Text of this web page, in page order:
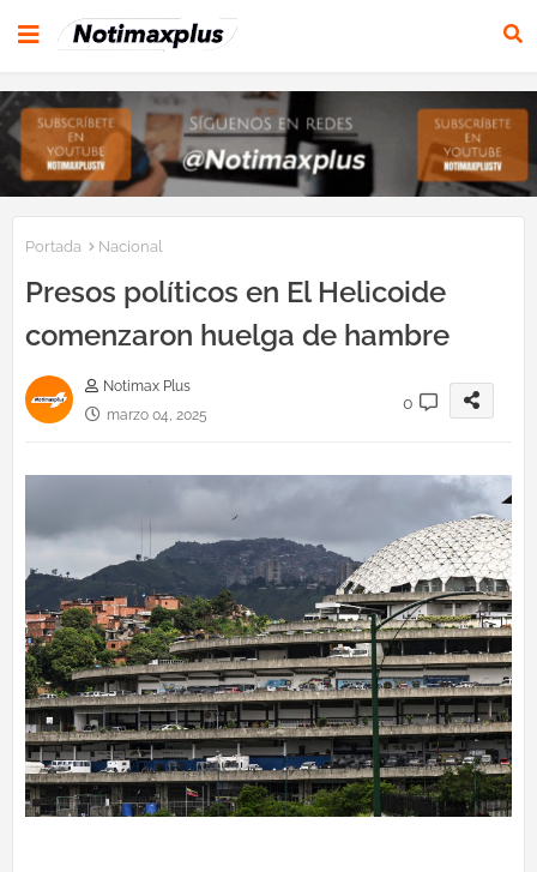
Portada Nacional
Presos políticos en El Helicoide
comenzaron huelga de hambre
Notimax Plus
marzo 04, 2025
0